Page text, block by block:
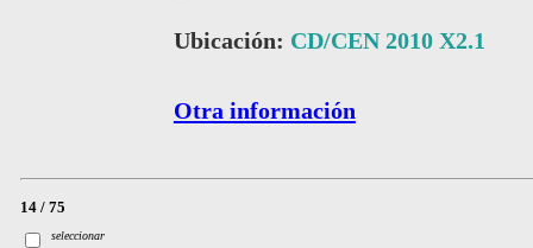
Ubicación: CD/CEN 2010 X2.1
Otra información
14 / 75
seleccionar